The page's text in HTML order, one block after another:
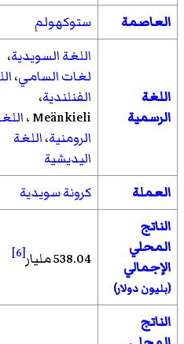
العاصمة ستوكهولم
اللغة
الرسمية
اللغة السويدية،
لغات السامي،
الفنلندية،
Meänkieli ،
الرومنية،اللغة
اليديشية
العملة كرونة سويدية
الناتج
المحلي
الإجمالي
(بليون دولار)
538.04 مليار [6]
الناتج